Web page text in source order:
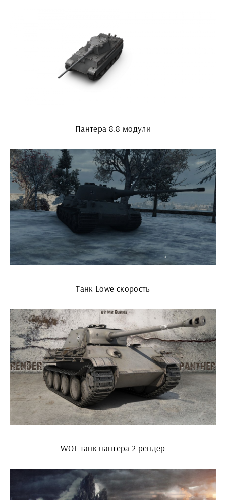
Пантера 8.8 модули
Танк Löwe скорость
WOT танк пантера 2 рендер